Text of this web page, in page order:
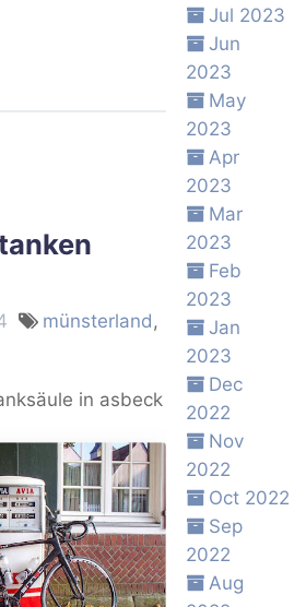
münsterland ,
in asbeck
Jul 2023
Jun
2023
May
2023
Apr
2023
Mar
2023
Feb
2023
Jan
2023
Dec
2022
Nov
2022
Oct 2022
Sep
2022
Aug